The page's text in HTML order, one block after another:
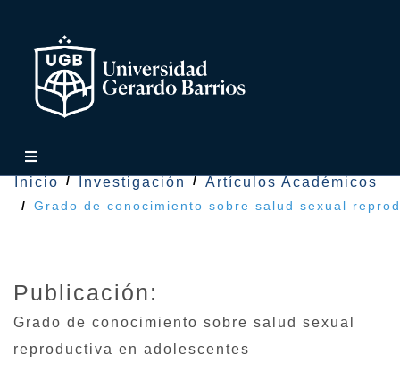
Inicio Investigación Artículos Académicos
Grado de conocimiento sobre salud sexual
Publicación:
Grado de conocimiento sobre salud sexual
reproductiva en adolescentes